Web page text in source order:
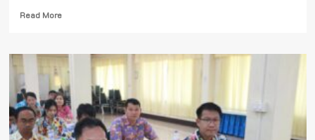
Read MoreRead
กิจกรรม
สรง
พระ
และ
รดน้ำ
ขอ